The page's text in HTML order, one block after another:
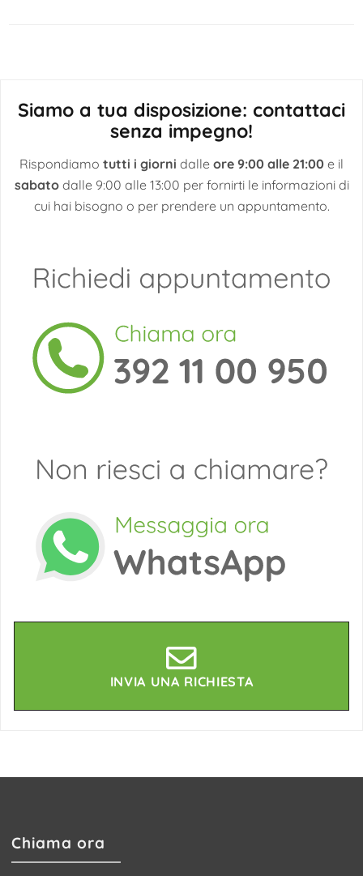
Siamo a tua disposizione: contattaci
senza impegno!
Rispondiamo tutti i giorni dalle ore 9:00 alle 21:00 e il
sabatodalle 9:00 alle 13:00 per fornirti le informazioni di
cui hai bisogno o per prendere un appuntamento.
INVIA UNA RICHIESTA
Chiama ora